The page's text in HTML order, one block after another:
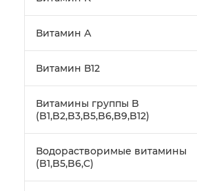
Витамин А
Витамин В12
Витамины группы B
(B1,B2,B3,B5,B6,B9,B12)
Водорастворимые витамины
(B1,B5,B6,C)